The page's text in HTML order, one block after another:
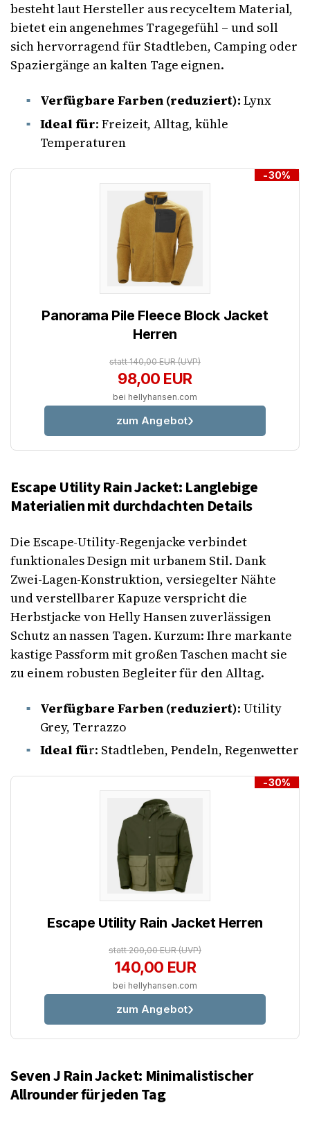
besteht laut Hersteller aus recyceltem Material,
bietet ein angenehmes Tragegefühl – und soll
sich hervorragend für Stadtleben, Camping oder
Spaziergänge an kalten Tage eignen.
Verfügbare Farben (reduziert): Lynx
Ideal für: Freizeit, Alltag, kühle
Temperaturen
-30%
Panorama Pile Fleece Block Jacket
Herren
statt 140,00 EUR(UVP)
98,00 EUR
bei hellyhansen.com
zum Angebot
Escape Utility Rain Jacket: Langlebige
Materialien mit durchdachten Details
Die Escape-Utility-Regenjacke verbindet
funktionales Design mit urbanem Stil. Dank
Zwei-Lagen-Konstruktion, versiegelter Nähte
und verstellbarer Kapuze verspricht die
Herbstjacke von Helly Hansen zuverlässigen
Schutz an nassen Tagen. Kurzum: Ihre markante
kastige Passform mit großen Taschen macht sie
zu einem robusten Begleiter für den Alltag.
Verfügbare Farben (reduziert): Utility
Grey, Terrazzo
Ideal für: Stadtleben, Pendeln, Regenwetter
-30%
Escape Utility Rain Jacket Herren
statt 200,00 EUR(UVP)
140,00 EUR
bei hellyhansen.com
zum Angebot
Seven J Rain Jacket: Minimalistischer
Allrounder für jeden Tag